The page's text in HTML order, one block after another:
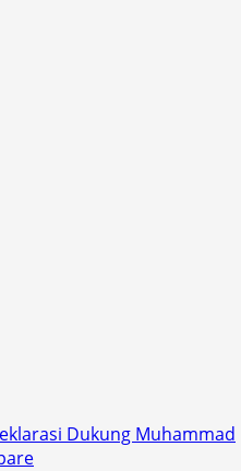
Dukung Muhammad